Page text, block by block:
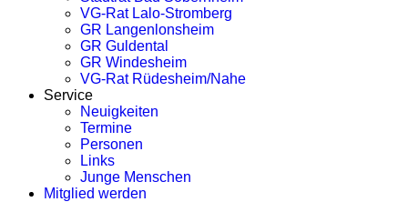
VG-Rat Lalo-Stromberg
GR Langenlonsheim
GR Guldental
GR Windesheim
VG-Rat Rüdesheim/Nahe
Service
Neuigkeiten
Termine
Personen
Links
Junge Menschen
Mitglied werden